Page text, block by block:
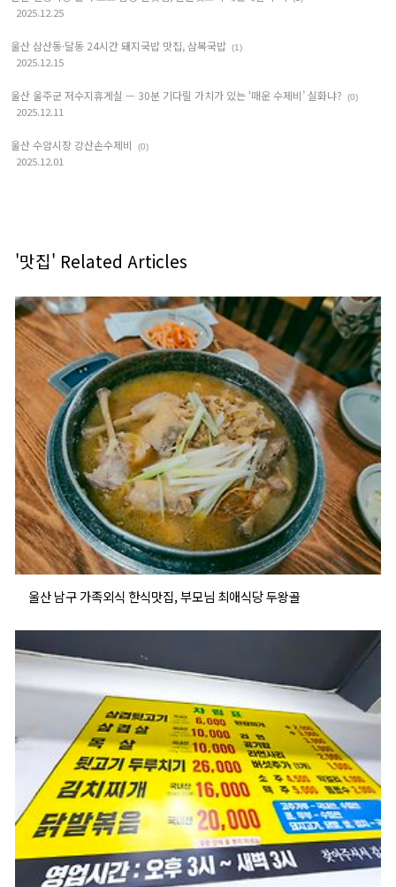
2025.12.25
울산 삼산동·달동 24시간 돼지국밥 맛집, 삼복국밥 (1)
2025.12.15
울산 울주군 저수지휴게실 — 30분 기다릴 가치가 있는 ‘매운 수제비’ 실화냐? (0)
2025.12.11
울산 수암시장 강산손수제비 (0)
2025.12.01
'맛집' Related Articles
울산 남구 가족외식 한식맛집, 부모님 최애식당 두왕골